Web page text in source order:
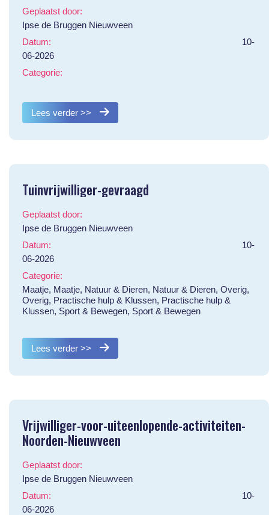
Geplaatst door:
Ipse de Bruggen Nieuwveen
Datum:
10-
06-2026
Categorie:
Lees verder >>
Tuinvrijwilliger-gevraagd
Geplaatst door:
Ipse de Bruggen Nieuwveen
Datum:
10-
06-2026
Categorie:
Maatje, Maatje, Natuur & Dieren, Natuur & Dieren, Overig,
Overig, Practische hulp & Klussen, Practische hulp &
Klussen, Sport & Bewegen, Sport & Bewegen
Lees verder >>
Vrijwilliger-voor-uiteenlopende-activiteiten-
Noorden-Nieuwveen
Geplaatst door:
Ipse de Bruggen Nieuwveen
Datum:
10-
06-2026